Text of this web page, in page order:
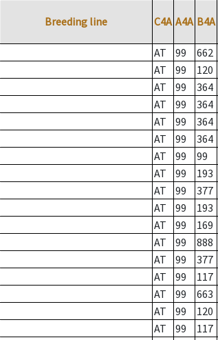
Breeding line C4A A4A B4A
AT 99 662
AT 99 120
AT 99 364
AT 99 364
AT 99 364
AT 99 364
AT 99 99
AT 99 193
AT 99 377
AT 99 193
AT 99 169
AT 99 888
AT 99 377
AT 99 117
AT 99 663
AT 99 120
AT 99 117